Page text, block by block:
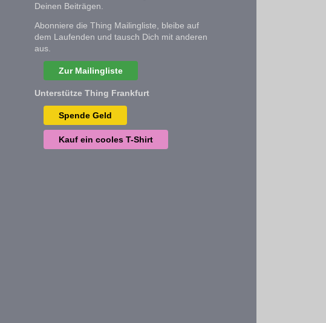
Deinen Beiträgen.
Abonniere die Thing Mailingliste, bleibe auf
dem Laufenden und tausch Dich mit anderen
aus.
Zur Mailingliste
Unterstütze Thing Frankfurt
Spende Geld
Kauf ein cooles T-Shirt